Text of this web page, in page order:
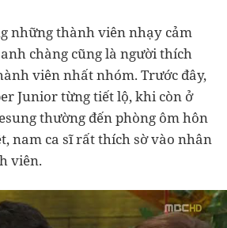
những thành viên nhạy cảm
chàng cũng là người thích
viên nhất nhóm. Trước đây,
Junior từng tiết lộ, khi còn ở
thường đến phòng ôm hôn
nam ca sĩ rất thích sờ vào nhân
viên.